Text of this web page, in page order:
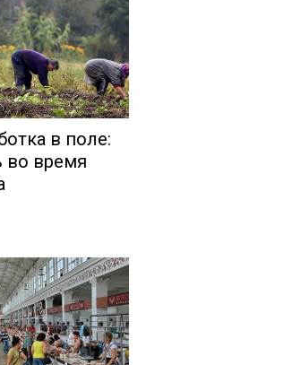
в поле:
во время